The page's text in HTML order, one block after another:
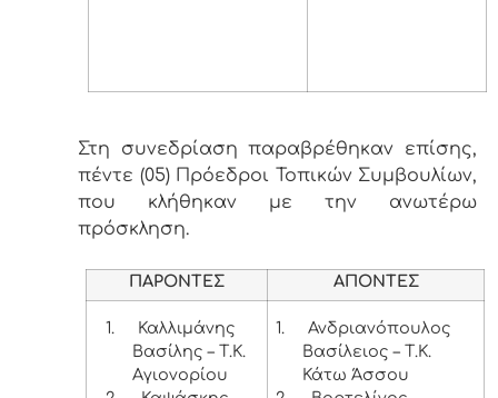
Στη συνεδρίαση παραβρέθηκαν επίσης,
πέντε (05) Πρόεδροι Τοπικών Συμβουλίων,
που κλήθηκαν με την ανωτέρω
πρόσκληση.
ΠΑΡΟΝΤΕΣ ΑΠΟΝΤΕΣ
1.
Καλλιμάνης
Βασίλης – Τ.Κ.
Αγιονορίου
1.
Ανδριανόπουλος
Βασίλειος – Τ.Κ.
Κάτω Άσσου